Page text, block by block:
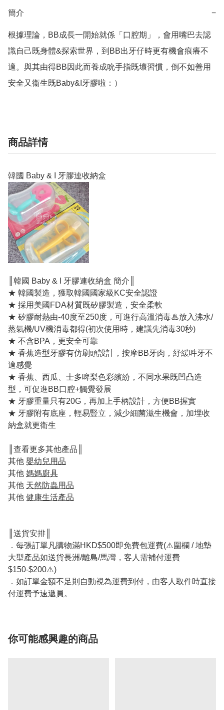
簡介 −
根據理論，BB成長一開始就係「口腔期」，會用嘴巴去認
識自己既身體&探索世界，到BB出牙仔時更有機會痕癢不
適。與其由得BB因此而養成吮手指既壞習慣，倒不如善用
商品詳情
韓國 Baby & I 牙膠連收納盒
║韓國 Baby & I 牙膠連收納盒 簡介║
★ 韓國製造，獲取韓國國家級KC安全認證
★ 採用美國FDA材質既矽膠製造，安全柔軟
★ 矽膠耐熱由-40度至250度，可進行高溫消毒♨放入沸水/
蒸氣機/UV機消毒都得(初次使用時，建議先消毒30秒)
★ 不含BPA，更安全可靠
★ 香蕉造型牙膠有仿刷頭設計，按摩BB牙肉，紓緩吽牙不
適感覺
★ 香蕉、西瓜、士多啤梨色彩繽紛，不同水果既凹凸造
型，可促進BB口腔+觸覺發展
★ 牙膠重量只有20G，再加上手柄設計，方便BB握實
★ 牙膠附有底座，輕易豎立，減少細菌滋生機會，加埋收
納盒就更衛生
║查看更多其他產品║
其他 嬰幼兒用品
其他 媽媽廚具
其他 天然防蟲用品
其他 健康生活產品
║送貨安排║
．每張訂單凡購物滿HKD$500即免費包運費(⚠️圍欄 / 地墊
大型產品如送貨長洲/離島/馬灣，客人需補付運費
$150-$200⚠️)
．如訂單金額不足則自動視為運費到付，由客人取件時直接
付運費予速遞員。
你可能感興趣的商品